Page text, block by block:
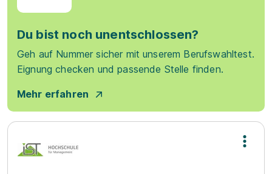
Du bist noch unentschlossen?
Geh auf Nummer sicher mit unserem Berufswahltest.
Eignung checken und passende Stelle finden.
Mehr erfahren